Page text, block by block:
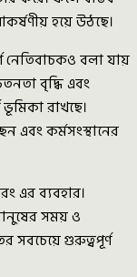
হয়ে উঠছে।
বলা যায়
বৃদ্ধি এবং
রাখছে।
এবং কর্মসংস্থানের
এর ব্যবহার।
সময় ও
সবচেয়ে গুরুত্বপূর্ণ